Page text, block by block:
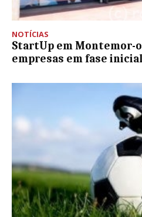
NOTÍCIAS
StartUp em Montemor-
empresas em fase